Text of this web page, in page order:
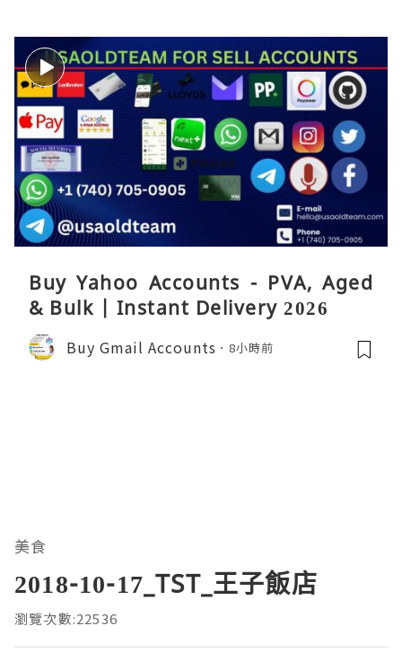
Buy Yahoo Accounts - PVA, Aged
& Bulk | Instant Delivery 2026
Buy Gmail Accounts 8小時前
美食
2018-10-17_TST_王子飯店
瀏覽次數:22536